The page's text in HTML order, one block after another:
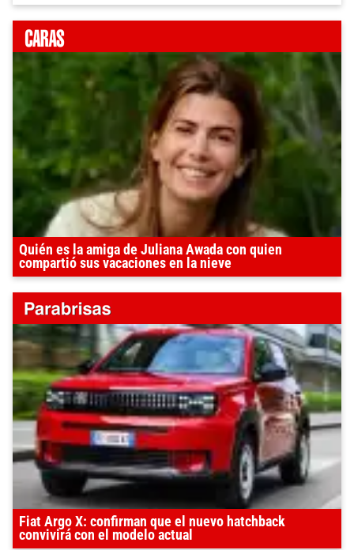
Quién es la amiga de Juliana Awada con quien
compartió sus vacaciones en la nieve
Fiat Argo X: confirman que el nuevo hatchback
convivirá con el modelo actual